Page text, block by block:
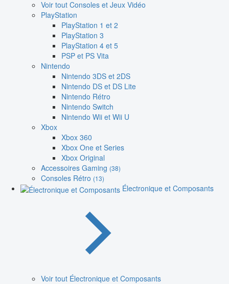
Voir tout Consoles et Jeux Vidéo
PlayStation
PlayStation 1 et 2
PlayStation 3
PlayStation 4 et 5
PSP et PS Vita
Nintendo
Nintendo 3DS et 2DS
Nintendo DS et DS Lite
Nintendo Rétro
Nintendo Switch
Nintendo Wii et Wii U
Xbox
Xbox 360
Xbox One et Series
Xbox Original
Accessoires Gaming (38)
Consoles Rétro (13)
Électronique et Composants
Voir tout Électronique et Composants